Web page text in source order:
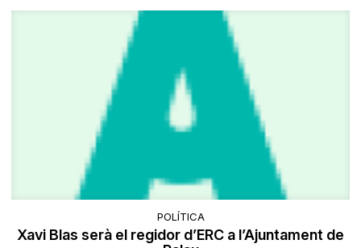
POLÍTICA
Xavi Blas serà el regidor d’ERC a l’Ajuntament de